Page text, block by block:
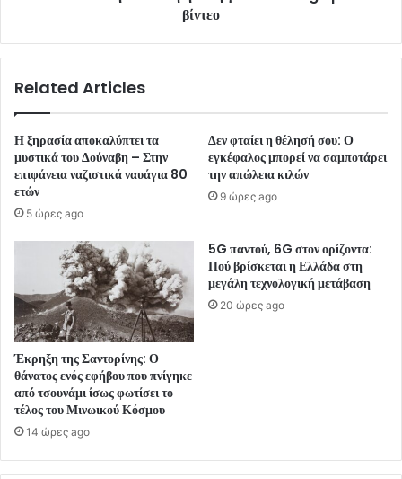
βίντεο
Related Articles
Η ξηρασία αποκαλύπτει τα
μυστικά του Δούναβη – Στην
επιφάνεια ναζιστικά ναυάγια 80
ετών
5 ώρες ago
Δεν φταίει η θέλησή σου: Ο
εγκέφαλος μπορεί να σαμποτάρει
την απώλεια κιλών
9 ώρες ago
Έκρηξη της Σαντορίνης: Ο
θάνατος ενός εφήβου που πνίγηκε
από τσουνάμι ίσως φωτίσει το
τέλος του Μινωικού Κόσμου
14 ώρες ago
5G παντού, 6G στον ορίζοντα:
Πού βρίσκεται η Ελλάδα στη
μεγάλη τεχνολογική μετάβαση
20 ώρες ago